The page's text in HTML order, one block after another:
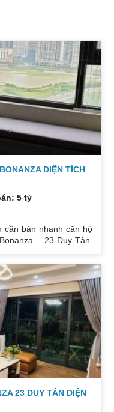
DIỆN TÍCH
5 tỷ
cần bán nhanh căn hộ
– 23 Duy Tân.
sáng tự nhiên. Hướng
view bát ngát thoáng
5 tỷ có thương lượng
23 DUY TÂN DIỆN